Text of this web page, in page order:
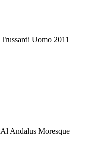
Trussardi Uomo 2011
Al Andalus Moresque